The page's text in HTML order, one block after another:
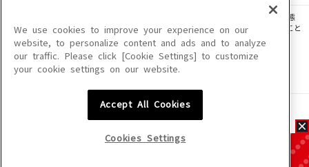
このサイトに掲載されている一切の文章・画像・写真・動画・音声等を、手段や形態
を問わず、著作権法の定める範囲を超えて無断で複製、転載、ファイル化などすること
を禁じます。
楽曲及びコンテンツは、機種によりご利用いただけない場合があります。
楽曲及びコンテンツの配信日、配信内容が変更になる場合があります。
We use cookies to improve your experience on our
website, to personalize content and ads and to analyze
our traffic. Please click [Cookie Settings] to customize
your cookie settings on our website.
Accept All Cookies
Cookies Settings